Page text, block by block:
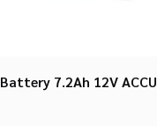
Battery 7.2Ah 12V ACCU